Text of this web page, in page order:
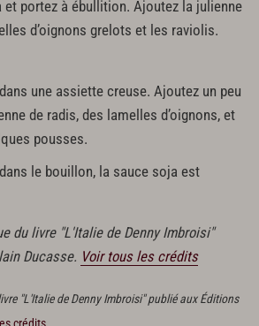
et portez à ébullition. Ajoutez la julienne
d’oignons grelots et les raviolis.
une assiette creuse. Ajoutez un peu
de radis, des lamelles d’oignons, et
pousses.
le bouillon, la sauce soja est
du livre "L'Italie de Denny Imbroisi"
Ducasse. Voir tous les crédits
"L'Italie de Denny Imbroisi" publié aux Éditions
crédits